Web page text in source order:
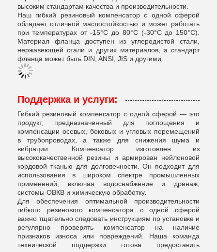
высоким стандартам качества и производительности.
Наш гибкий резиновый компенсатор с одной сферой
обладает отличной маслостойкостью и может работать
при температурах от -15°C до 80°C (-30°C до 150°C).
Материал фланца доступен из углеродистой стали,
нержавеющей стали и других материалов, а стандарт
фланца может быть DIN, ANSI, JIS и другими.
Поддержка и услуги:
Гибкий резиновый компенсатор с одной сферой — это
продукт, предназначенный для поглощения и
компенсации осевых, боковых и угловых перемещений
в трубопроводах, а также для снижения шума и
вибрации. Компенсатор изготовлен из
высококачественной резины и армирован нейлоновой
кордовой тканью для долговечности. Он подходит для
использования в широком спектре промышленных
применений, включая водоснабжение и дренаж,
системы ОВКВ и химическую обработку.
Для обеспечения оптимальной производительности
гибкого резинового компенсатора с одной сферой
важно тщательно следовать инструкциям по установке и
регулярно проверять компенсатор на наличие
признаков износа или повреждений. Наша команда
технической поддержки готова предоставить